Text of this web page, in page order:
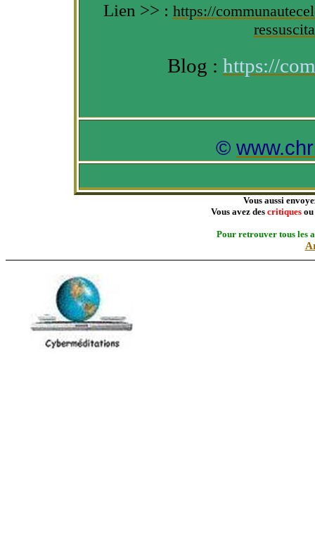
Lien >> : https://
Blog : https://
©
Vous aussi
Vous avez des critiques ou
Pour retrouver tous les